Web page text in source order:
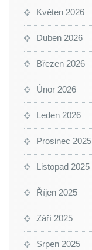
Květen 2026
Duben 2026
Březen 2026
Únor 2026
Leden 2026
Prosinec 2025
Listopad 2025
Říjen 2025
Září 2025
Srpen 2025